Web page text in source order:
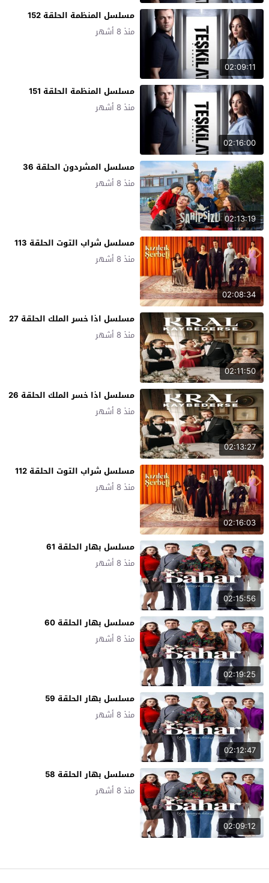
02:09:11
مسلسل المنظمة الحلقة 152
منذ 8 أشهر
02:16:00
مسلسل المنظمة الحلقة 151
منذ 8 أشهر
02:13:19
مسلسل المشردون الحلقة 36
منذ 8 أشهر
02:08:34
مسلسل شراب التوت الحلقة 113
منذ 8 أشهر
02:11:50
مسلسل اذا خسر الملك الحلقة 27
منذ 8 أشهر
02:13:27
مسلسل اذا خسر الملك الحلقة 26
منذ 8 أشهر
02:16:03
مسلسل شراب التوت الحلقة 112
منذ 8 أشهر
02:15:56
مسلسل بهار الحلقة 61
منذ 8 أشهر
02:19:25
مسلسل بهار الحلقة 60
منذ 8 أشهر
02:12:47
مسلسل بهار الحلقة 59
منذ 8 أشهر
02:09:12
مسلسل بهار الحلقة 58
منذ 8 أشهر